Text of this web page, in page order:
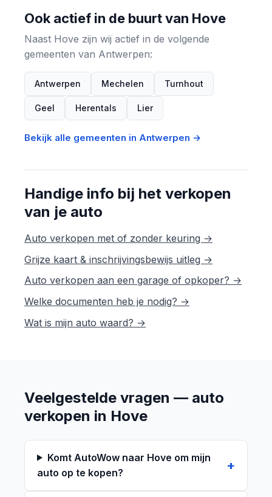
Ook actief in de buurt van Hove
Naast Hove zijn wij actief in de volgende
gemeenten van Antwerpen:
Antwerpen Mechelen Turnhout
Geel Herentals Lier
Bekijk alle gemeenten in Antwerpen →
Handige info bij het verkopen
van je auto
Auto verkopen met of zonder keuring →
Grijze kaart & inschrijvingsbewijs uitleg →
Auto verkopen aan een garage of opkoper? →
Welke documenten heb je nodig? →
Wat is mijn auto waard? →
Veelgestelde vragen — auto
verkopen in Hove
Komt AutoWow naar Hove om mijn
auto op te kopen?